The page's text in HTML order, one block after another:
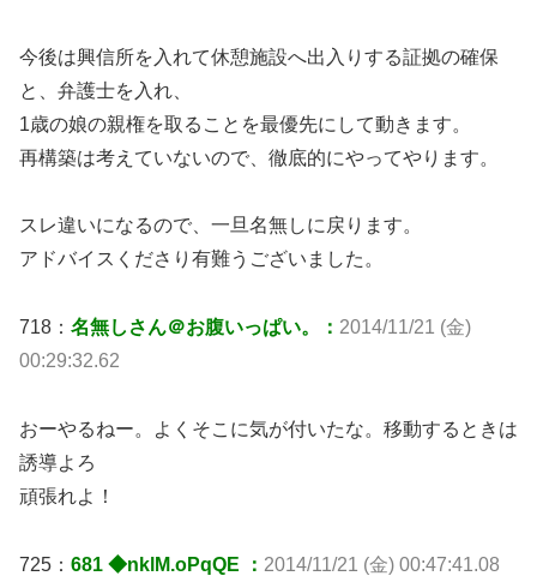
今後は興信所を入れて休憩施設へ出入りする証拠の確保
と、弁護士を入れ、
1歳の娘の親権を取ることを最優先にして動きます。
再構築は考えていないので、徹底的にやってやります。
スレ違いになるので、一旦名無しに戻ります。
アドバイスくださり有難うございました。
718： 名無しさん＠お腹いっぱい。： 2014/11/21 (金)
00:29:32.62
おーやるねー。よくそこに気が付いたな。移動するときは
誘導よろ
頑張れよ！
725： 681 ◆nklM.oPqQE ： 2014/11/21 (金) 00:47:41.08